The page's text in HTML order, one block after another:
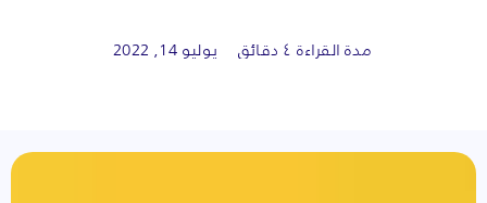
مدة القراءة ٤ دقائق يوليو 14, 2022